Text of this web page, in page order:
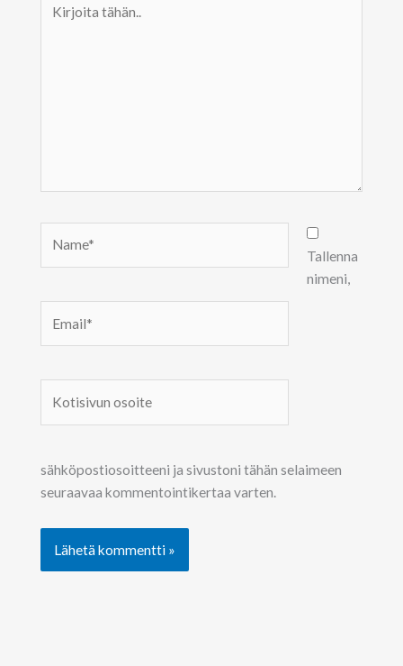
tähän..
osoite
Tallenna
nimeni,
sähköpostiosoitteeni ja sivustoni tähän selaimeen
seuraavaa kommentointikertaa varten.